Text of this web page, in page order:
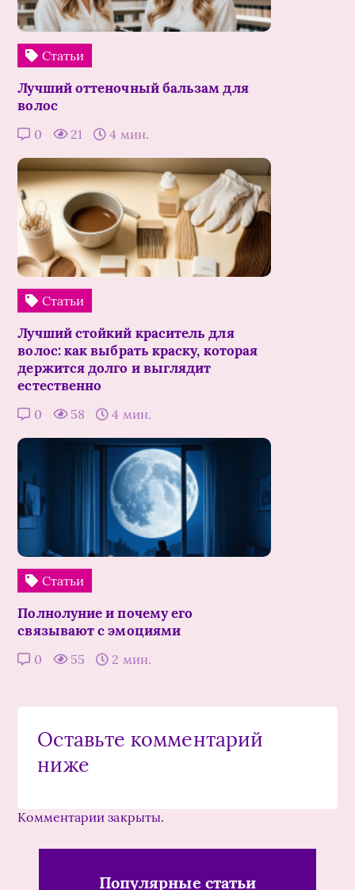
Статьи
Лучший оттеночный бальзам для
волос
0 21 4 мин.
Статьи
Лучший стойкий краситель для
волос: как выбрать краску, которая
держится долго и выглядит
естественно
0 58 4 мин.
Статьи
Полнолуние и почему его
связывают с эмоциями
0 55 2 мин.
Оставьте комментарий
ниже
Комментарии закрыты.
Популярные статьи